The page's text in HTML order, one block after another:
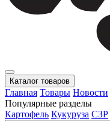
Каталог товаров
Главная Товары Новости
Популярные разделы
Картофель Кукуруза СЗР